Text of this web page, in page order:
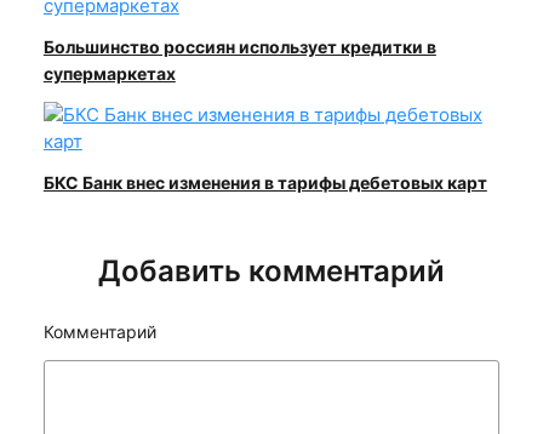
Большинство россиян использует кредитки в
супермаркетах
БКС Банк внес изменения в тарифы дебетовых карт
Добавить комментарий
Комментарий